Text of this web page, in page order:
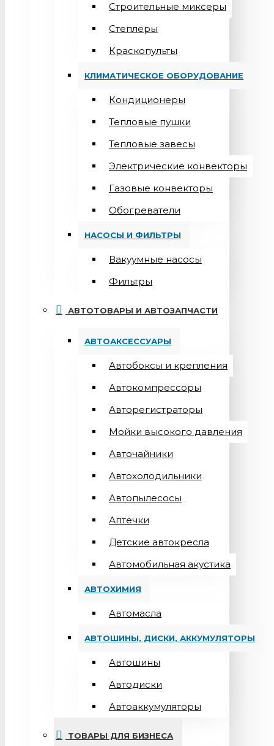
Строительные миксеры
Степлеры
Краскопульты
КЛИМАТИЧЕСКОЕ ОБОРУДОВАНИЕ
Кондиционеры
Teпловые пушки
Тепловые завесы
Электрические конвекторы
Газовые конвекторы
Обогреватели
НАСОСЫ И ФИЛЬТРЫ
Вакуумные насосы
Фильтры
АВТОТОВАРЫ И АВТОЗАПЧАСТИ
АВТОАКСЕССУАРЫ
Автобоксы и крепления
Автокомпрессоры
Авторегистраторы
Мойки высокого давления
Авточайники
Автохолодильники
Автопылесосы
Аптечки
Детские автокресла
Автомобильная акустика
АВТОХИМИЯ
Автомасла
АВТОШИНЫ, ДИСКИ, АККУМУЛЯТОРЫ
Автошины
Автодиски
Автоаккумуляторы
ТОВАРЫ ДЛЯ БИЗНЕСА